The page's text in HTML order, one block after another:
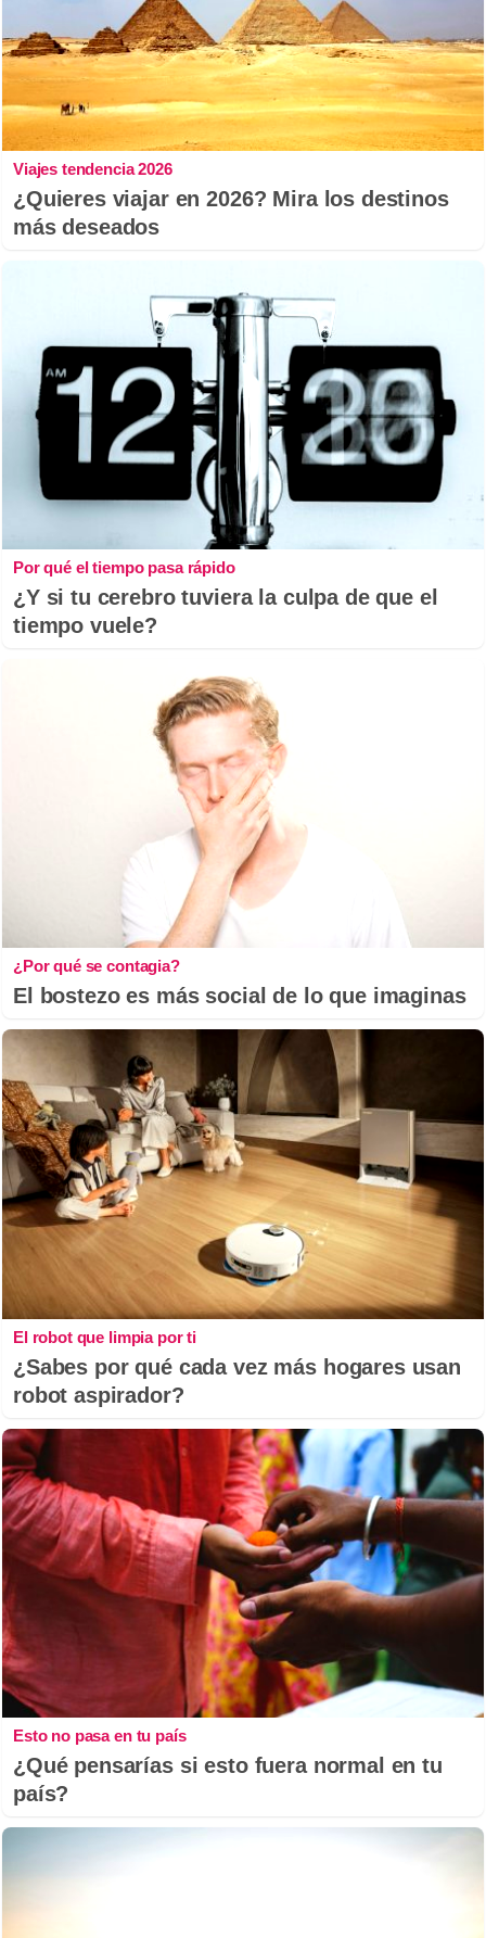
Viajes tendencia 2026
¿Quieres viajar en 2026? Mira los destinos
más deseados
Por qué el tiempo pasa rápido
¿Y si tu cerebro tuviera la culpa de que el
tiempo vuele?
¿Por qué se contagia?
El bostezo es más social de lo que imaginas
El robot que limpia por ti
¿Sabes por qué cada vez más hogares usan
robot aspirador?
Esto no pasa en tu país
¿Qué pensarías si esto fuera normal en tu
país?